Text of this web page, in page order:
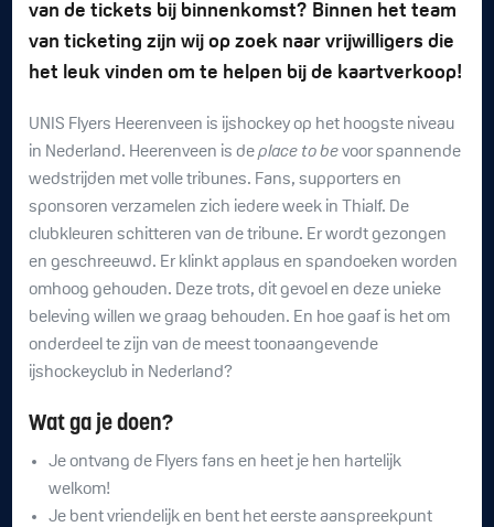
van de tickets bij binnenkomst? Binnen het team
van ticketing zijn wij op zoek naar vrijwilligers die
het leuk vinden om te helpen bij de kaartverkoop!
UNIS Flyers Heerenveen is ijshockey op het hoogste niveau
in Nederland. Heerenveen is deplace to bevoor spannende
wedstrijden met volle tribunes. Fans, supporters en
sponsoren verzamelen zich iedere week in Thialf. De
clubkleuren schitteren van de tribune. Er wordt gezongen
en geschreeuwd. Er klinkt applaus en spandoeken worden
omhoog gehouden. Deze trots, dit gevoel en deze unieke
beleving willen we graag behouden. En hoe gaaf is het om
onderdeel te zijn van de meest toonaangevende
ijshockeyclub in Nederland?
Wat ga je doen?
Je ontvang de Flyers fans en heet je hen hartelijk
welkom!
Je bent vriendelijk en bent het eerste aanspreekpunt